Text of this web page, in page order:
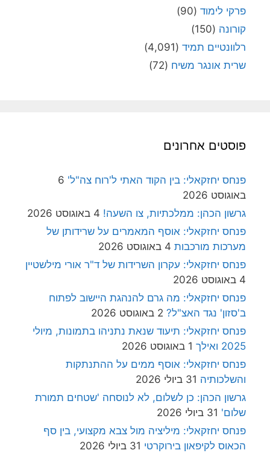
פרקי לימוד (90)
קורונה (150)
רלוונטיים תמיד (4,091)
שרית אונגר משיח (72)
פוסטים אחרונים
פנחס יחזקאלי: בין הקוד האתי ל'רוח צה"ל' 6
באוגוסט 2026
גרשון הכהן: ממלכתיות, צו השעה! 4 באוגוסט 2026
פנחס יחזקאלי: אוסף המאמרים על שרידותן של
מערכות מורכבות 4 באוגוסט 2026
פנחס יחזקאלי: עקרון השרידות של ד"ר אורי מילשטיין
4 באוגוסט 2026
פנחס יחזקאלי: מה גרם להנהגת היישוב לפתוח
ב'סזון' נגד האצ"ל? 2 באוגוסט 2026
פנחס יחזקאלי: תיעוד שנאת נתניהו בתמונות, מיולי
2025 ואילך
1 באוגוסט 2026
פנחס יחזקאלי: אוסף ממים על ההתנתקות
והשלכותיה 31 ביולי 2026
גרשון הכהן: כן לשלום, לא לנוסחה 'שטחים תמורת
שלום' 31 ביולי 2026
פנחס יחזקאלי: מיליציה מול צבא מקצועי, בין סף
הכאוס לקיפאון בירוקרטי 31 ביולי 2026